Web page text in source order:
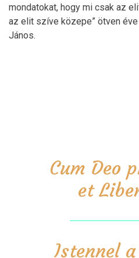
mondatokat, hogy mi csak az
az elit szíve közepe” ötven
János.
Cum Deo
et
Istennel